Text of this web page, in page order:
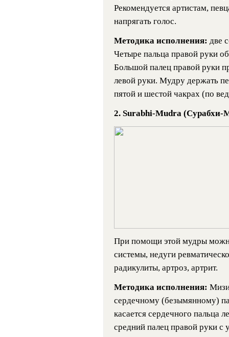
Рекомендуется артистам,
напрягать голос.
Методика исполнения: две
Четыре пальца правой руки
Большой палец правой руки
левой руки. Мудру держать
пятой и шестой чакрах (по
2. Surabhi-Mudra
При помощи этой мудры
системы, недуги
радикулиты, артроз, артрит.
Методика исполнения:
сердечному (безымянному)
касается сердечного пальца
средний палец правой руки с